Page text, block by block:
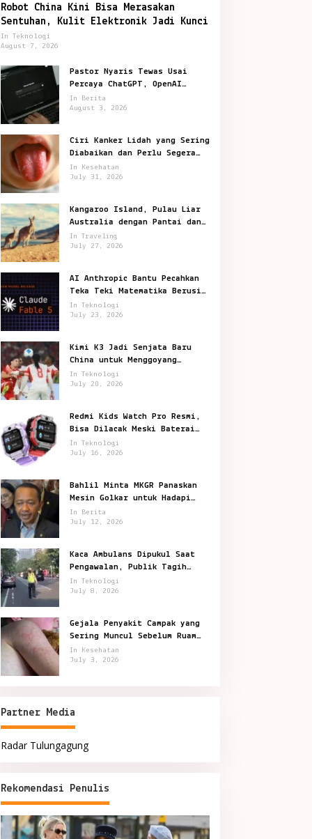
Robot China Kini Bisa Merasakan
Sentuhan, Kulit Elektronik Jadi Kunci
In Teknologi
August 7, 2026
Pastor Nyaris Tewas Usai
Percaya ChatGPT, OpenAI
Digugat di San Francisco
In Berita
August 3, 2026
Ciri Kanker Lidah yang Sering
Diabaikan dan Perlu Segera
Diperiksa
In Kesehatan
July 31, 2026
Kangaroo Island, Pulau Liar
Australia dengan Pantai dan
Satwa Ikonik
In Traveling
July 27, 2026
AI Anthropic Bantu Pecahkan
Teka Teki Matematika Berusia
87 Tahun
In Teknologi
July 23, 2026
Kimi K3 Jadi Senjata Baru
China untuk Menggoyang
Keunggulan AI Amerika
In Teknologi
July 20, 2026
Redmi Kids Watch Pro Resmi,
Bisa Dilacak Meski Baterai
Sudah Habis
In Teknologi
July 16, 2026
Bahlil Minta MKGR Panaskan
Mesin Golkar untuk Hadapi
Pemilu 2029
In Berita
July 12, 2026
Kaca Ambulans Dipukul Saat
Pengawalan, Publik Tagih
Jawaban Polisi
In Teknologi
July 8, 2026
Gejala Penyakit Campak yang
Sering Muncul Sebelum Ruam
Terlihat
In Kesehatan
July 3, 2026
Partner Media
Radar Tulungagung
Rekomendasi Penulis